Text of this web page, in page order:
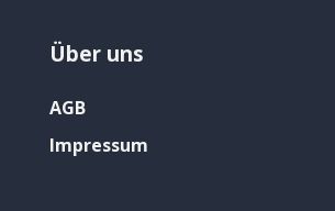
Über uns
AGB
Impressum